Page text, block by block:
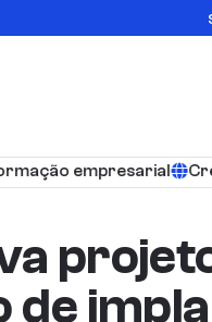
empresarial
de